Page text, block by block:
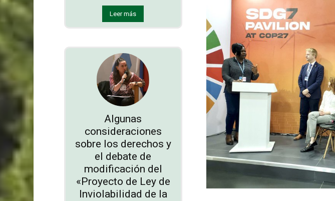
Leer más
Algunas
consideraciones
sobre los derechos y
el debate de
modificación del
«Proyecto de Ley de
Inviolabilidad de la